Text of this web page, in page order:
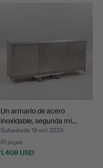
Un armario de acero
inoxidable, segunda mi…
Subastado 19 oct 2024
61 pujas
1.408 USD